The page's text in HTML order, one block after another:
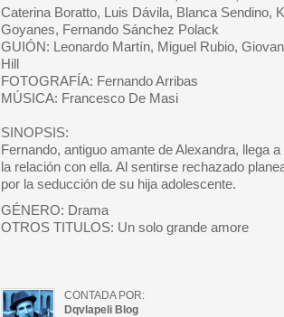
Caterina Boratto, Luis Dávila, Blanca Sendino,
Goyanes, Fernando Sánchez Polack
GUIÓN: Leonardo Martín, Miguel Rubio,
Hill
FOTOGRAFÍA: Fernando Arribas
MÚSICA: Francesco De Masi
SINOPSIS:
Fernando, antiguo amante de Alexandra, llega
la relación con ella. Al sentirse rechazado
por la seducción de su hija adolescente.
GÉNERO: Drama
OTROS TITULOS: Un solo grande amore
CONTADA POR:
Dqvlapeli Blog